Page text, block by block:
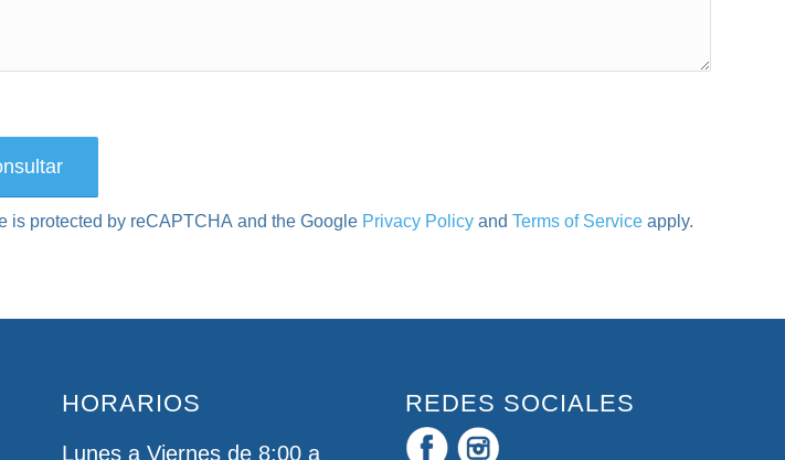
is protected by reCAPTCHA and the Google Privacy Policy andTerms of Service apply.
HORARIOS
Lunes a Viernes de 8:00 a
REDES SOCIALES